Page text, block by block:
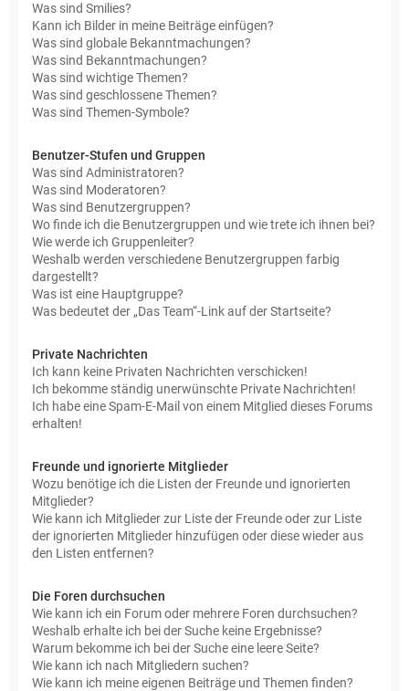
Was sind Smilies?
Kann ich Bilder in meine Beiträge einfügen?
Was sind globale Bekanntmachungen?
Was sind Bekanntmachungen?
Was sind wichtige Themen?
Was sind geschlossene Themen?
Was sind Themen-Symbole?
Benutzer-Stufen und Gruppen
Was sind Administratoren?
Was sind Moderatoren?
Was sind Benutzergruppen?
Wo finde ich die Benutzergruppen und wie trete ich ihnen bei?
Wie werde ich Gruppenleiter?
Weshalb werden verschiedene Benutzergruppen farbig
dargestellt?
Was ist eine Hauptgruppe?
Was bedeutet der „Das Team“-Link auf der Startseite?
Private Nachrichten
Ich kann keine Privaten Nachrichten verschicken!
Ich bekomme ständig unerwünschte Private Nachrichten!
Ich habe eine Spam-E-Mail von einem Mitglied dieses Forums
erhalten!
Freunde und ignorierte Mitglieder
Wozu benötige ich die Listen der Freunde und ignorierten
Mitglieder?
Wie kann ich Mitglieder zur Liste der Freunde oder zur Liste
der ignorierten Mitglieder hinzufügen oder diese wieder aus
den Listen entfernen?
Die Foren durchsuchen
Wie kann ich ein Forum oder mehrere Foren durchsuchen?
Weshalb erhalte ich bei der Suche keine Ergebnisse?
Warum bekomme ich bei der Suche eine leere Seite?
Wie kann ich nach Mitgliedern suchen?
Wie kann ich meine eigenen Beiträge und Themen finden?